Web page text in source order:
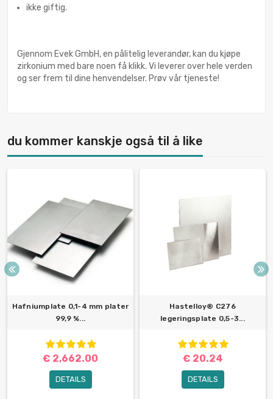
ikke giftig.
Gjennom Evek GmbH, en pålitelig leverandør, kan du kjøpe
zirkonium med bare noen få klikk. Vi leverer over hele verden
og ser frem til dine henvendelser. Prøv vår tjeneste!
du kommer kanskje også til å like
Hafniumplate 0,1-4 mm plater
99,9 %...
€ 2,662.00
DETAILS
Hastelloy® C276
legeringsplate 0,5-3...
€ 20.24
DETAILS